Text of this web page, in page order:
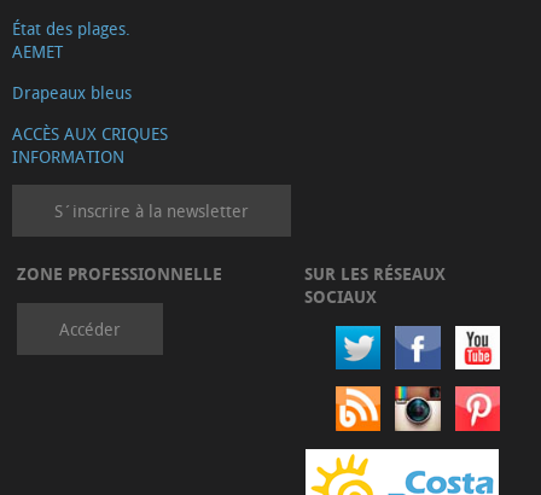
État des plages.
AEMET
Drapeaux bleus
ACCÈS AUX CRIQUES
INFORMATION
S´inscrire à la newsletter
ZONE PROFESSIONNELLE
Accéder
SUR LES RÉSEAUX
SOCIAUX